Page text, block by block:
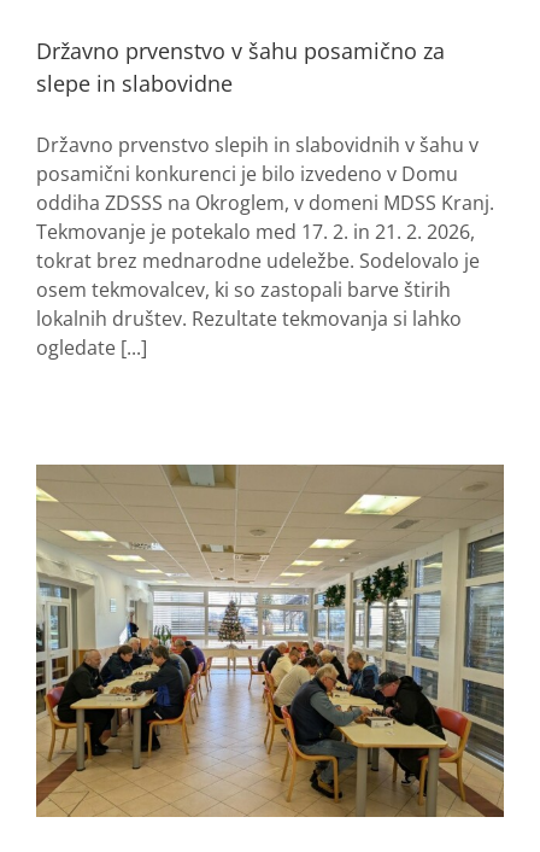
Državno prvenstvo v šahu posamično za
slepe in slabovidne
Državno prvenstvo slepih in slabovidnih v šahu v
posamični konkurenci je bilo izvedeno v Domu
oddiha ZDSSS na Okroglem, v domeni MDSS Kranj.
Tekmovanje je potekalo med 17. 2. in 21. 2. 2026,
tokrat brez mednarodne udeležbe. Sodelovalo je
osem tekmovalcev, ki so zastopali barve štirih
lokalnih društev. Rezultate tekmovanja si lahko
ogledate [...]